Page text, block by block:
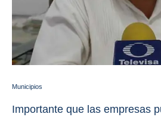
Municipios
Importante que las empresas